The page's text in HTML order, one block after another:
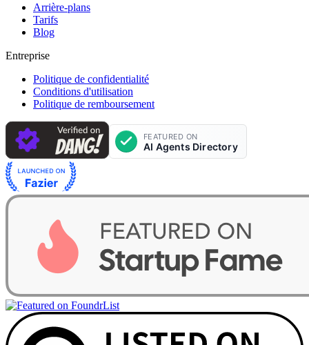
Arrière-plans
Tarifs
Blog
Entreprise
Politique de confidentialité
Conditions d'utilisation
Politique de remboursement